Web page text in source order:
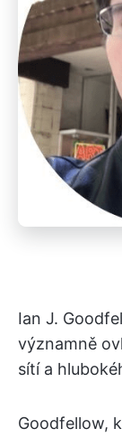
Ian J.
významně
sítí a
Goodfellow,